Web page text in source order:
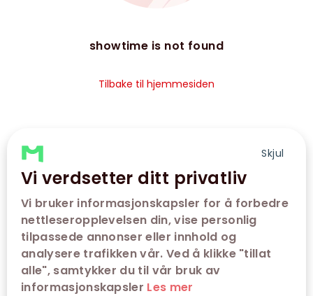
Skjul
Vi verdsetter ditt privatliv
Vi bruker informasjonskapsler for å forbedre
nettleseropplevelsen din, vise personlig
tilpassede annonser eller innhold og
analysere trafikken vår. Ved å klikke "tillat
alle", samtykker du til vår bruk av
informasjonskapsler Les mer
showtime is not found
Tilbake til hjemmesiden